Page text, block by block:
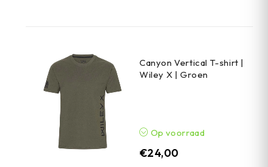
Canyon Vertical T-shirt |
Wiley X | Groen
Op voorraad
€24,00